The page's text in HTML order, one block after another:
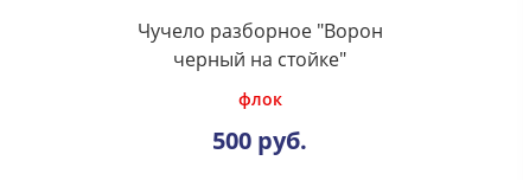
Чучело разборное "Ворон
черный на стойке"
флок
500 руб.